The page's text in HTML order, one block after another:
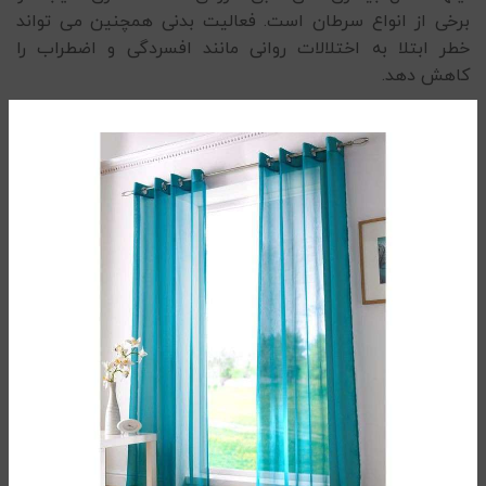
برخی از انواع سرطان است. فعالیت بدنی همچنین می تواند
خطر ابتلا به اختلالات روانی مانند افسردگی و اضطراب را
کاهش دهد.
ورزش می کنند، 33 درصد بیشتر از افرادی که ورزش نمی کنند،
زنده می مانند. به خاطر داشته باشید که برای سلامتی لازم
نیست در فعالیت بدنی زیاده روی کنید. حتی دوره‌های کوچک
ورزش متوسط تا شدید می‌تواند برای سلامت کلی شما مفید
چه زمانی باید ورزش کرد؟
زمان تمرین شما برای خواب بسیار مهم است. تمرینات هوازی
در صبح زود نشان داده شده است که کیفیت خواب را به میزان
بیشتری نسبت به تمرینات مشابه در بعد از ظهر یا عصر بهبود
می بخشد. همچنین ورزش صبحگاهی با زمان بیشتری که در
خواب موج آهسته سپری می شود، مرتبط است. یک پیاده‌روی